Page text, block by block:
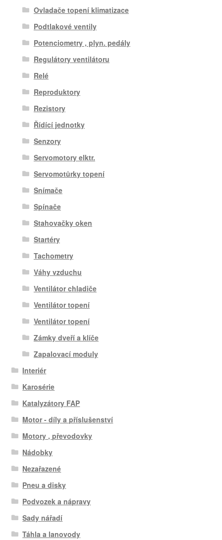
Ovladače topení klimatizace
Podtlakové ventily
Potenciometry , plyn. pedály
Regulátory ventilátoru
Relé
Reproduktory
Rezistory
Řídící jednotky
Senzory
Servomotory elktr.
Servomotůrky topení
Snímače
Spínače
Stahovačky oken
Startéry
Tachometry
Váhy vzduchu
Ventilátor chladiče
Ventilátor topení
Ventilátor topení
Zámky dveří a klíče
Zapalovací moduly
Interiér
Karosérie
Katalyzátory FAP
Motor - díly a příslušenství
Motory , převodovky
Nádobky
Nezařazené
Pneu a disky
Podvozek a nápravy
Sady nářadí
Táhla a lanovody